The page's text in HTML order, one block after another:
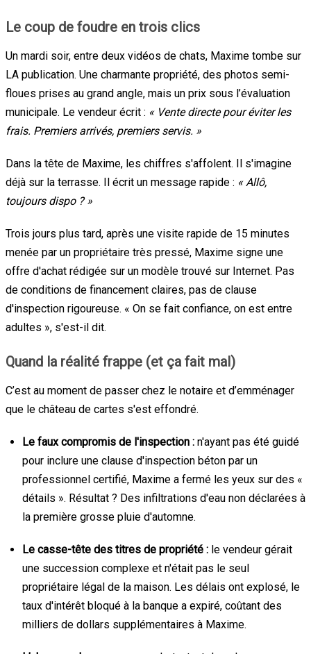
Le coup de foudre en trois clics
Un mardi soir, entre deux vidéos de chats, Maxime tombe sur
LA publication. Une charmante propriété, des photos semi-
floues prises au grand angle, mais un prix sous l’évaluation
municipale. Le vendeur écrit : « Vente directe pour éviter les
frais. Premiers arrivés, premiers servis. »
Dans la tête de Maxime, les chiffres s'affolent. Il s'imagine
déjà sur la terrasse. Il écrit un message rapide : « Allô,
toujours dispo ? »
Trois jours plus tard, après une visite rapide de 15 minutes
menée par un propriétaire très pressé, Maxime signe une
offre d'achat rédigée sur un modèle trouvé sur Internet. Pas
de conditions de financement claires, pas de clause
d'inspection rigoureuse. « On se fait confiance, on est entre
adultes », s'est-il dit.
Quand la réalité frappe (et ça fait mal)
C’est au moment de passer chez le notaire et d’emménager
que le château de cartes s'est effondré.
Le faux compromis de l'inspection : n'ayant pas été guidé
pour inclure une clause d'inspection béton par un
professionnel certifié, Maxime a fermé les yeux sur des «
détails ». Résultat ? Des infiltrations d'eau non déclarées à
la première grosse pluie d'automne.
Le casse-tête des titres de propriété : le vendeur gérait
une succession complexe et n'était pas le seul
propriétaire légal de la maison. Les délais ont explosé, le
taux d'intérêt bloqué à la banque a expiré, coûtant des
milliers de dollars supplémentaires à Maxime.